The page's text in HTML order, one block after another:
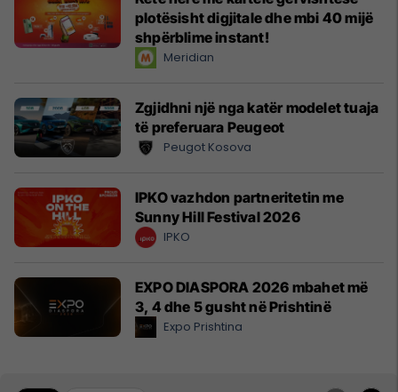
plotësisht digjitale dhe mbi 40 mijë
shpërblime instant!
Meridian
Zgjidhni një nga katër modelet tuaja
të preferuara Peugeot
Peugot Kosova
IPKO vazhdon partneritetin me
Sunny Hill Festival 2026
IPKO
EXPO DIASPORA 2026 mbahet më
3, 4 dhe 5 gusht në Prishtinë
Expo Prishtina